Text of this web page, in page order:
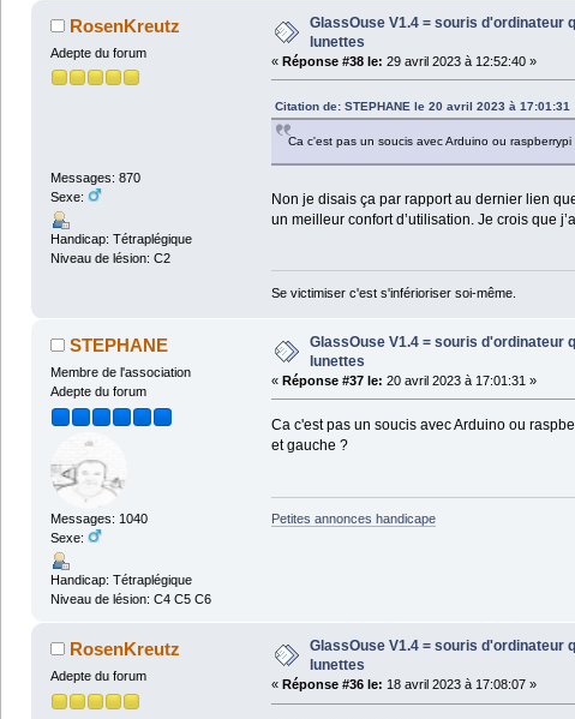
RosenKreutz
Adepte du forum
Messages: 870
Sexe:
Handicap: Tétraplégique
Niveau de lésion: C2
GlassOuse V1.4 = souris d'ordinateur
lunettes
« Réponse #38 le: 29 avril 2023 à 12:52:40 »
Citation de: STEPHANE le 20 avril 2023 à 17:01:31
Ca c'est pas un soucis avec Arduino ou
Non je disais ça par rapport au dernier lien
un meilleur confort d’utilisation. Je crois que
Se victimiser c'est s'inférioriser soi-même.
STEPHANE
Membre de l'association
Adepte du forum
Messages: 1040
Sexe:
Handicap: Tétraplégique
Niveau de lésion: C4 C5 C6
GlassOuse V1.4 = souris d'ordinateur
lunettes
« Réponse #37 le: 20 avril 2023 à 17:01:31 »
Ca c'est pas un soucis avec Arduino ou
et gauche ?
Petites annonces handicape
RosenKreutz
Adepte du forum
GlassOuse V1.4 = souris d'ordinateur
lunettes
« Réponse #36 le: 18 avril 2023 à 17:08:07 »